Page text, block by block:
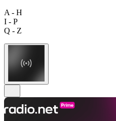
A - H
I - P
Q - Z